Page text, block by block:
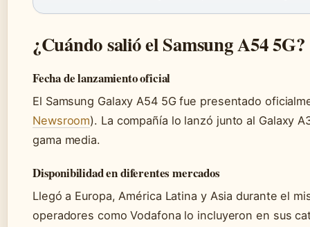
¿Cuándo salió el Samsung A54 5G?
Fecha de lanzamiento oficial
El Samsung Galaxy A54 5G fue presentado
Newsroom). La compañía lo lanzó junto al Galaxy
gama media.
Disponibilidad en diferentes mercados
Llegó a Europa, América Latina y Asia durante el
operadores como Vodafona lo incluyeron en sus